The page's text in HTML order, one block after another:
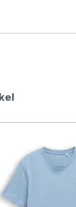
überspringen